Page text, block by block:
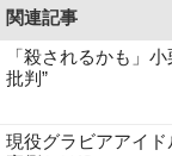
関連記事
「殺されるかも」
批判”
現役グラビアアイ